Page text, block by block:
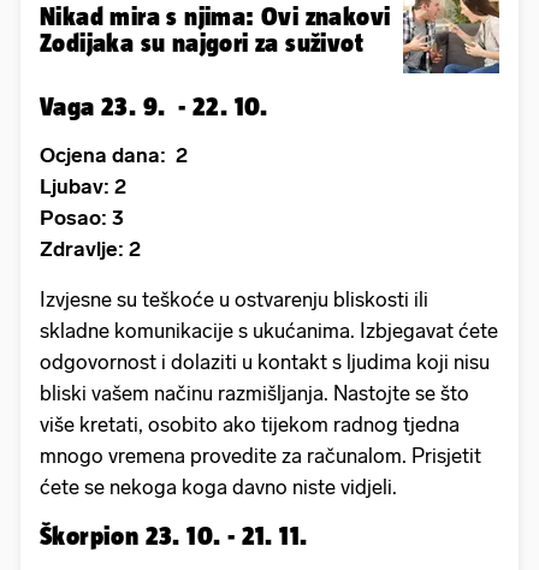
Nikad mira s njima: Ovi znakovi
Zodijaka su najgori za suživot
Vaga 23. 9. - 22. 10.
Ocjena dana: 2
Ljubav: 2
Posao: 3
Zdravlje: 2
Izvjesne su teškoće u ostvarenju bliskosti ili
skladne komunikacije s ukućanima. Izbjegavat ćete
odgovornost i dolaziti u kontakt s ljudima koji nisu
bliski vašem načinu razmišljanja. Nastojte se što
više kretati, osobito ako tijekom radnog tjedna
mnogo vremena provedite za računalom. Prisjetit
ćete se nekoga koga davno niste vidjeli.
Škorpion 23. 10. - 21. 11.